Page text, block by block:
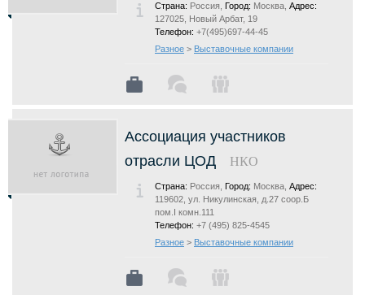
Страна: Россия, Город: Москва, Адрес:
127025, Новый Арбат, 19
Телефон: +7(495)697-44-45
Разное > Выставочные компании
Ассоциация участников
отрасли ЦОД
НКО
Страна: Россия, Город: Москва, Адрес:
119602, ул. Никулинская, д.27 соор.Б
пом.I комн.111
Телефон: +7 (495) 825-4545
Разное > Выставочные компании